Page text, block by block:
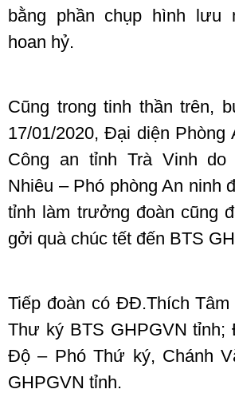
bằng phần chụp hình lưu
hoan hỷ.
Cũng trong tinh thần trên,
17/01/2020, Đại diện Phòng
Công an tỉnh Trà Vinh
Nhiêu – Phó phòng An ninh
tỉnh làm trưởng đoàn cũng
gởi quà chúc tết đến BTS
Tiếp đoàn có ĐĐ.Thích Tâm
Thư ký BTS GHPGVN tỉnh;
Độ – Phó Thứ ký, Chánh
GHPGVN tỉnh.